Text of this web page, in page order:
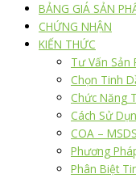
BẢNG GIÁ SẢN
CHỨNG NHẬN
KIẾN THỨC
Tư Vấn Sản
Chọn Tinh
Chức Năng
Cách Sử
COA –
Phương
Phân Biệt